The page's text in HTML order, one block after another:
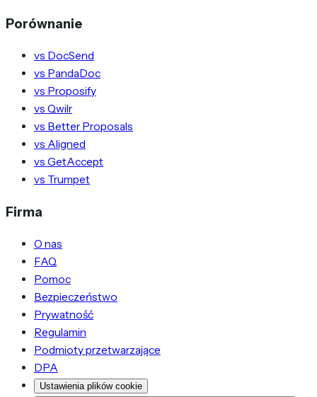
Porównanie
vs DocSend
vs PandaDoc
vs Proposify
vs Qwilr
vs Better Proposals
vs Aligned
vs GetAccept
vs Trumpet
Firma
O nas
FAQ
Pomoc
Bezpieczeństwo
Prywatność
Regulamin
Podmioty przetwarzające
DPA
Ustawienia plików cookie